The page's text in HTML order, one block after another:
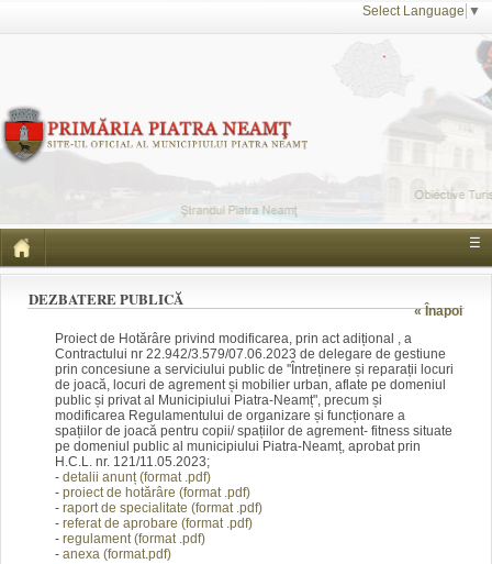
Select Language ▼
☰
« Înapoi
DEZBATERE PUBLICĂ
Proiect de Hotărâre privind modificarea, prin act adițional , a
Contractului nr 22.942/3.579/07.06.2023 de delegare de gestiune
prin concesiune a serviciului public de ''Întreținere și reparații locuri
de joacă, locuri de agrement și mobilier urban, aflate pe domeniul
public și privat al Municipiului Piatra-Neamț", precum și
modificarea Regulamentului de organizare și funcționare a
spațiilor de joacă pentru copii/ spațiilor de agrement- fitness situate
pe domeniul public al municipiului Piatra-Neamț, aprobat prin
H.C.L. nr. 121/11.05.2023;
- detalii anunț (format .pdf)
- proiect de hotărâre (format .pdf)
- raport de specialitate (format .pdf)
- referat de aprobare (format .pdf)
- regulament(format .pdf)
- anexa (format.pdf)